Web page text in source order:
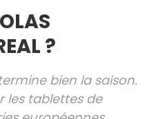
?
bien la saison.
les tablettes de